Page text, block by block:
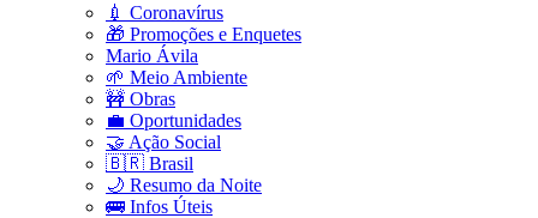
💉 Coronavírus
🎁 Promoções e Enquetes
Mario Ávila
🌱 Meio Ambiente
🚧 Obras
💼 Oportunidades
🤝 Ação Social
🇧🇷 Brasil
🌙 Resumo da Noite
🚌 Infos Úteis